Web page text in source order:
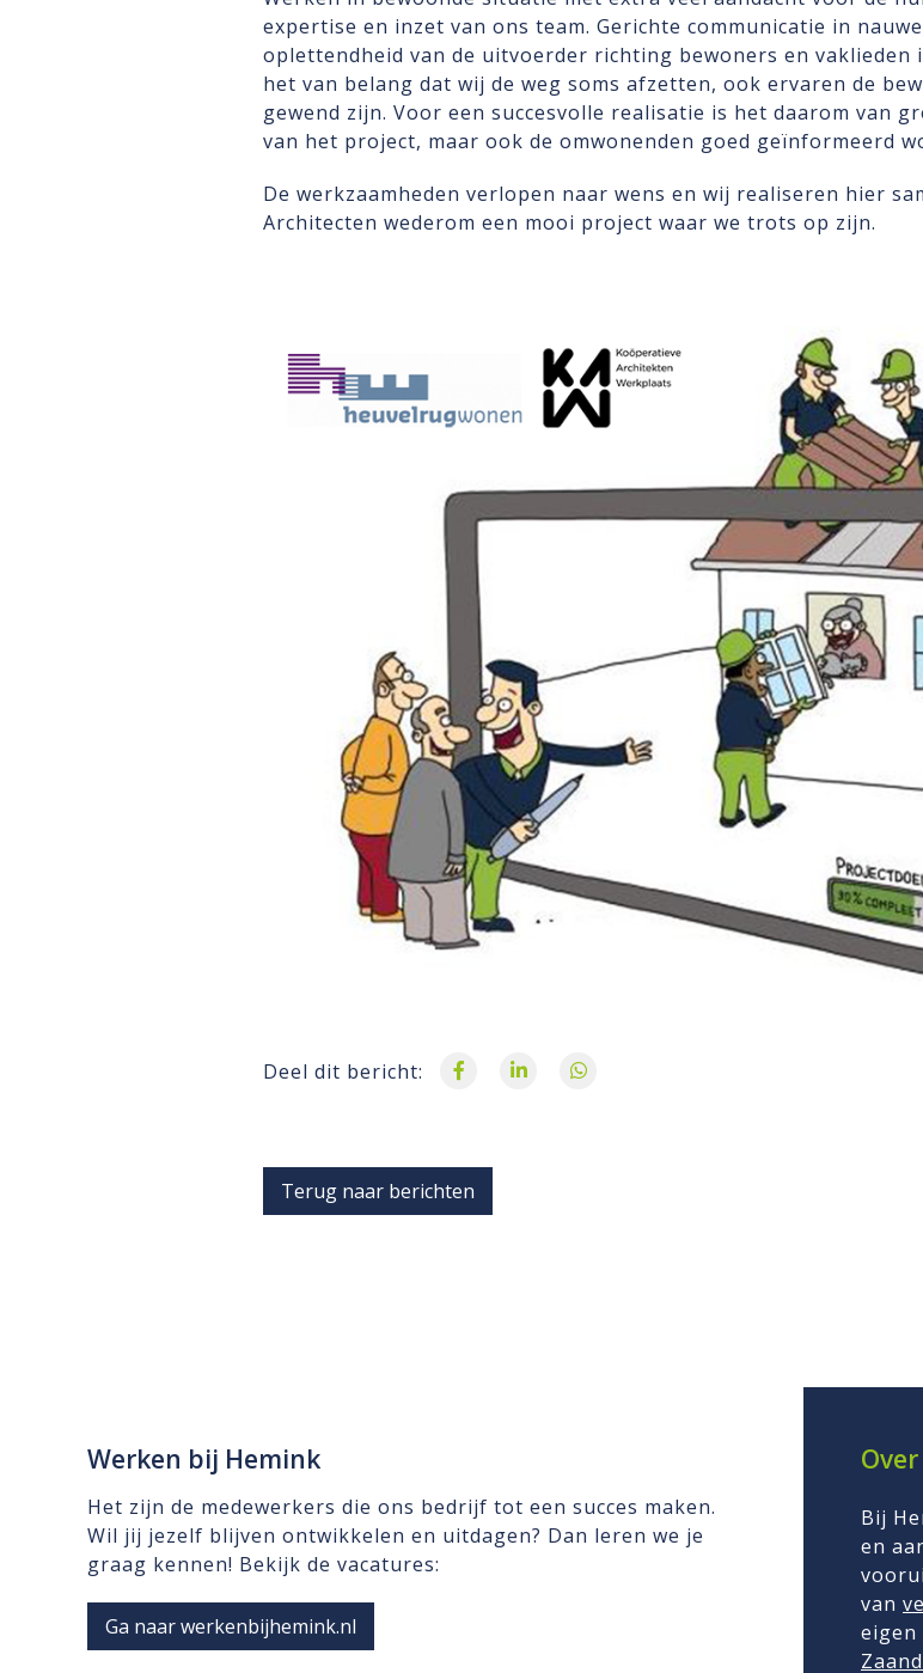
expertise en inzet van ons team. Gerichte communicatie in
oplettendheid van de uitvoerder richting bewoners en vaklieden
het van belang dat wij de weg soms afzetten, ook ervaren de
gewend zijn. Voor een succesvolle realisatie is het daarom van
van het project, maar ook de omwonenden goed geïnformeerd
De werkzaamheden verlopen naar wens en wij realiseren hier
Architecten wederom een mooi project waar we trots op zijn.
Deel dit bericht:
Terug naar berichten
Werken bij Hemink
Het zijn de medewerkers die ons bedrijf tot een succes maken.
Wil jij jezelf blijven ontwikkelen en uitdagen? Dan leren we je
graag kennen! Bekijk de vacatures:
Ga naar werkenbijhemink.nl
Bij
en
van
eigen